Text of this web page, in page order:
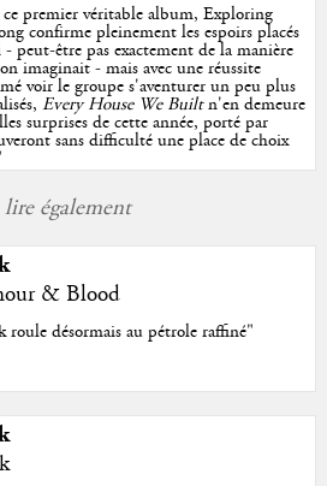
ce premier véritable album, Exploring
confirme pleinement les espoirs placés
peut-être pas exactement de la manière
imaginait - mais avec une réussite
voir le groupe s'aventurer un peu plus
Every House We Builtn'en demeure
surprises de cette année, porté par
sans difficulté une place de choix
également
& Blood
roule désormais au pétrole raffiné"